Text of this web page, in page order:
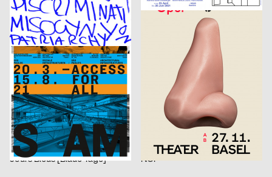
S AM Accsess for all
Die Nase
Balmer Hählen CH
2021
Foreign Agent – Live Bold
Balmer Hählen
Phila Büdding, Jana Rzehak D
2021
Jazzkabinett
Atelier Bundi AG CH
2021
Edgar
Herendi Artemisio
Neo Neo CH
2021
Jours Bleus [Blaue Tage]
Neo Neo CH
2021
NOF